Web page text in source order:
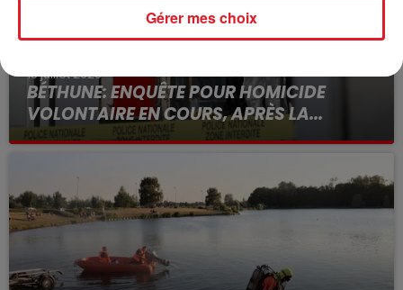
15 juillet 2026
BÉTHUNE: ENQUÊTE POUR HOMICIDE
VOLONTAIRE EN COURS, APRÈS LA...
Selon les premiers éléments, le logement servait
Gérer mes choix